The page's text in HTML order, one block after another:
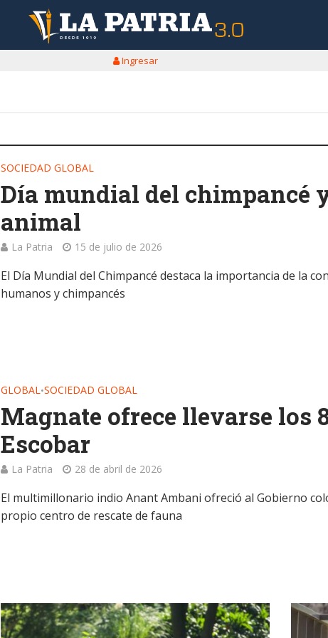
Ingresar
SOCIEDAD GLOBAL
Día mundial del chimpancé
animal
La Patria 15 de julio de 2026
El Día Mundial del Chimpancé destaca la importancia de la
humanos y chimpancés
GLOBAL•SOCIEDAD GLOBAL
Magnate ofrece llevarse los
Escobar
La Patria 28 de abril de 2026
El multimillonario indio Anant Ambani ofreció al Gobierno
propio centro de rescate de fauna